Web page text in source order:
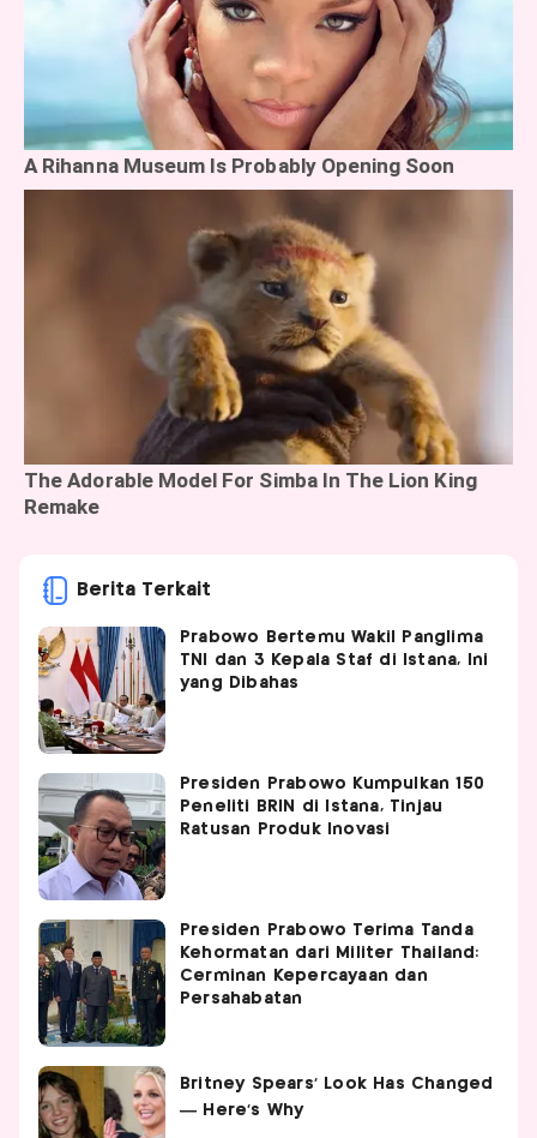
Berita Terkait
Prabowo Bertemu Wakil Panglima
TNI dan 3 Kepala Staf di Istana, Ini
yang Dibahas
Presiden Prabowo Kumpulkan 150
Peneliti BRIN di Istana, Tinjau
Ratusan Produk Inovasi
Presiden Prabowo Terima Tanda
Kehormatan dari Militer Thailand:
Cerminan Kepercayaan dan
Persahabatan